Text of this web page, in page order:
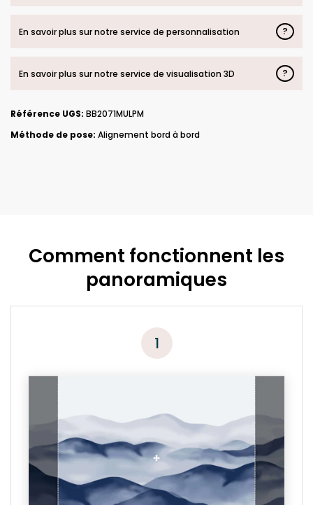
En savoir plus sur notre service de personnalisation ?
En savoir plus sur notre service de visualisation 3D ?
Référence UGS: BB2071MULPM
Méthode de pose: Alignement bord à bord
Comment fonctionnent les
panoramiques
1